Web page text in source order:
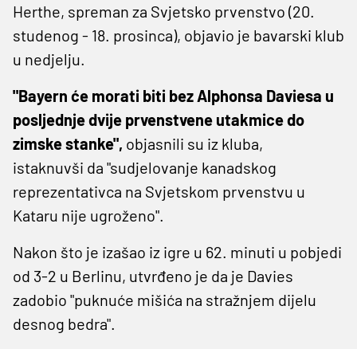
Herthe, spreman za Svjetsko prvenstvo (20.
studenog - 18. prosinca), objavio je bavarski klub
u nedjelju.
"Bayern će morati biti bez Alphonsa Daviesa u
posljednje dvije prvenstvene utakmice do
zimske stanke", objasnili su iz kluba,
istaknuvši da "sudjelovanje kanadskog
reprezentativca na Svjetskom prvenstvu u
Kataru nije ugroženo".
Nakon što je izašao iz igre u 62. minuti u pobjedi
od 3-2 u Berlinu, utvrđeno je da je Davies
zadobio "puknuće mišića na stražnjem dijelu
desnog bedra".